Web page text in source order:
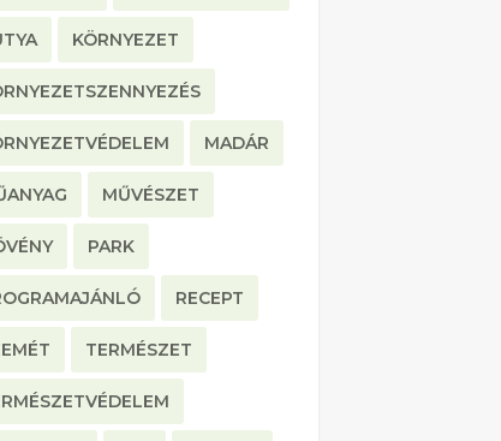
KÖRNYEZET
MADÁR
MŰVÉSZET
PARK
RECEPT
TERMÉSZET